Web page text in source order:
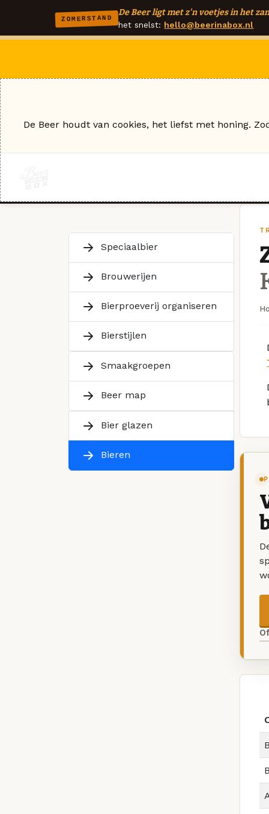
ZOMERSTAND
De Beer ligt met z'n voetjes in het
het snelst: hello@beerinabox.nl
Speciaalbier
Brouwerijen
Bierproeverij organiseren
Bierstijlen
Smaakgroepen
Beer map
Bier glazen
Bieren
De Beer houdt van cookies, het liefst met honing.